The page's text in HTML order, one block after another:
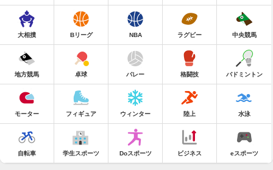
大相撲 Bリーグ NBA ラグビー 中央競馬
地方競馬 卓球 バレー 格闘技 バドミントン
モーター フィギュア ウィンター 陸上 水泳
自転車 学生スポーツ Doスポーツ ビジネス eスポーツ